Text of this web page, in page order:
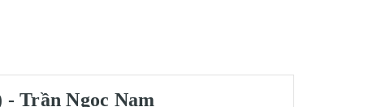
Trần Ngọc Nam